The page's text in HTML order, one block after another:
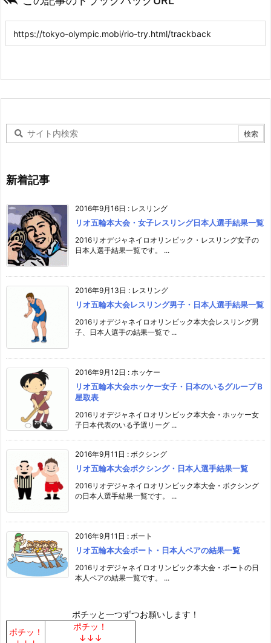
新着記事
2016年9月16日 : レスリング
リオ五輪本大会・女子レスリング日本人選手結果一覧
2016リオデジャネイロオリンピック・レスリング女子の
日本人選手結果一覧です。 ...
2016年9月13日 : レスリング
リオ五輪本大会レスリング男子・日本人選手結果一覧
2016リオデジャネイロオリンピック本大会レスリング男
子、日本人選手の結果一覧で ...
2016年9月12日 : ホッケー
リオ五輪本大会ホッケー女子・日本のいるグループＢ
星取表
2016リオデジャネイロオリンピック本大会・ホッケー女
子日本代表のいる予選リーグ ...
2016年9月11日 : ボクシング
リオ五輪本大会ボクシング・日本人選手結果一覧
2016リオデジャネイロオリンピック本大会・ボクシング
の日本人選手結果一覧です。 ...
2016年9月11日 : ボート
リオ五輪本大会ボート・日本人ペアの結果一覧
2016リオデジャネイロオリンピック本大会・ボートの日
本人ペアの結果一覧です。 ...
ポチッと一つずつお願いします！
ポチッ！
ポチッ！
↓↓↓